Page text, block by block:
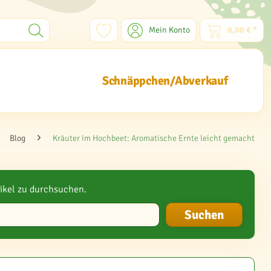
Mein Konto 0,00 € *
Schnäppchen/Abverkauf
Blog Kräuter im Hochbeet: Aromatische Ernte leicht gemacht
zu durchsuchen.